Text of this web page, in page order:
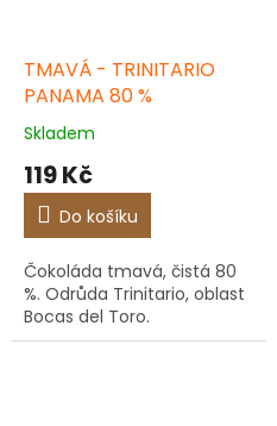
TMAVÁ - TRINITARIO
PANAMA 80 %
Skladem
119 Kč
Do košíku
Čokoláda tmavá, čistá 80
%. Odrůda Trinitario, oblast
Bocas del Toro.